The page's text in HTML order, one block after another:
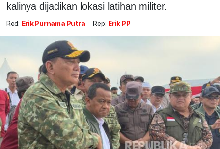
kalinya dijadikan lokasi latihan militer.
Red: Erik Purnama Putra Rep: Erik PP